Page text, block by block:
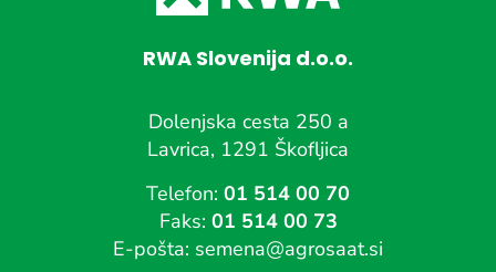
RWA Slovenija d.o.o.
Dolenjska cesta 250 a
Lavrica, 1291 Škofljica
Telefon: 01 514 00 70
Faks: 01 514 00 73
E-pošta: semena@agrosaat.si